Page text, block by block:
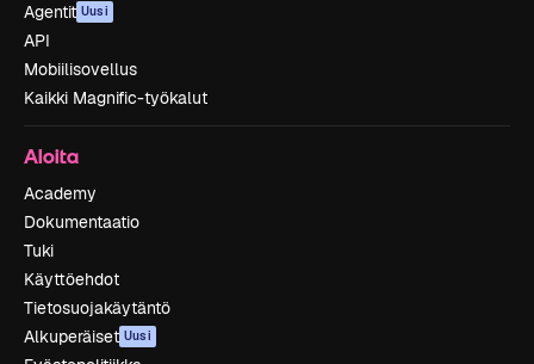
Agentit Uusi
API
Mobiilisovellus
Kaikki Magnific-työkalut
Aloita
Academy
Dokumentaatio
Tuki
Käyttöehdot
Tietosuojakäytäntö
Alkuperäiset Uusi